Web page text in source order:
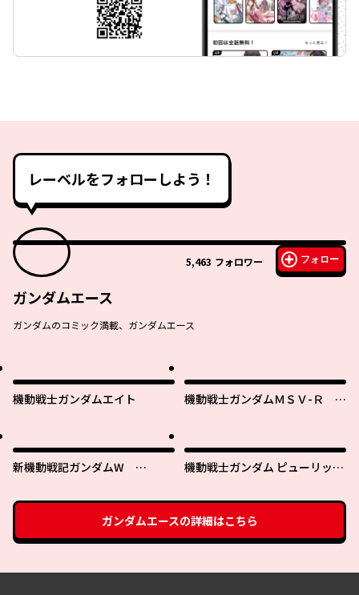
レーベルをフォローしよう！
5,463 フォロワー フォロー
ガンダムエース
ガンダムのコミック満載、ガンダムエース
機動戦士ガンダムエイト
機動戦士ガンダムＭＳＶ-Ｒ ジ
新機動戦記ガンダムW
機動戦士ガンダム ピューリッツ
方へー
ガンダムエースの詳細はこちら